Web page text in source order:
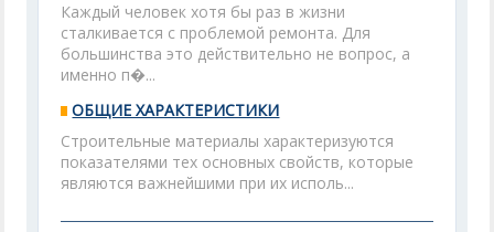
Каждый человек хотя бы раз в жизни
сталкивается с проблемой ремонта. Для
большинства это действительно не вопрос, а
именно п�...
ОБЩИЕ ХАРАКТЕРИСТИКИ
Строительные материалы характеризуются
показателями тех основных свойств, которые
являются важнейшими при их исполь...